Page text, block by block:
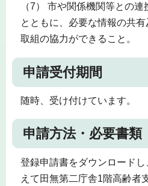
（7） 市や関係機関等との
とともに、必要な情報の共
取組の協力ができること。
申請受付期間
随時、受け付けています。
申請方法・必要書類
登録申請書をダウンロード
えて田無第二庁舎1階高齢者